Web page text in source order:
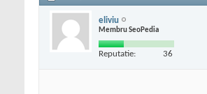
eliviu
Membru SeoPedia
Reputatie: 36